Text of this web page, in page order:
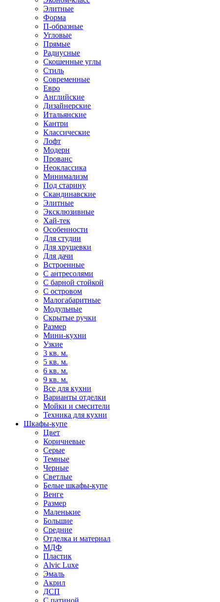
Элитные
Форма
П-образные
Угловые
Прямые
Радиусные
Скошенные углы
Стиль
Современные
Евро
Английские
Дизайнерские
Итальянские
Кантри
Классические
Лофт
Модерн
Прованс
Неоклассика
Минимализм
Под старину
Скандинавские
Элитные
Эксклюзивные
Хай-тек
Особенности
Для студии
Для хрущевки
Для дачи
Встроенные
С антресолями
С барной стойкой
С островом
Малогабаритные
Модульные
Скрытые ручки
Размер
Мини-кухни
Узкие
3 кв. м.
5 кв. м.
6 кв. м.
9 кв. м.
Все для кухни
Варианты отделки
Мойки и смесители
Техника для кухни
Шкафы-купе
Цвет
Коричневые
Серые
Темные
Черные
Светлые
Белые шкафы-купе
Венге
Размер
Маленькие
Большие
Средние
Отделка и материал
МДФ
Пластик
Alvic Luxe
Эмаль
Акрил
ДСП
С патиной